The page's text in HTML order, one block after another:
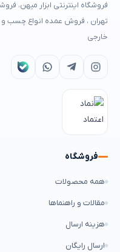
فروشگاه اینترنتی ابزار میهن،
تهران ، فروش عمده انواع چسب و
خارجی
فروشگاه
همه محصولات
مقالات و راهنماها
هزینه ارسال
ارسال رایگان